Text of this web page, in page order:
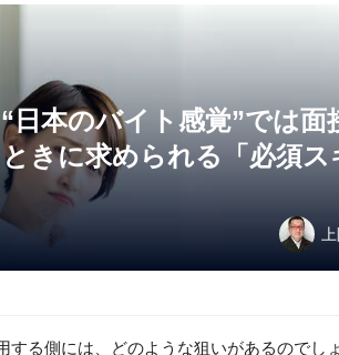
日本のバイト感覚”では面
きに求められる「必須ス
する側には、どのような狙いがあるのでし